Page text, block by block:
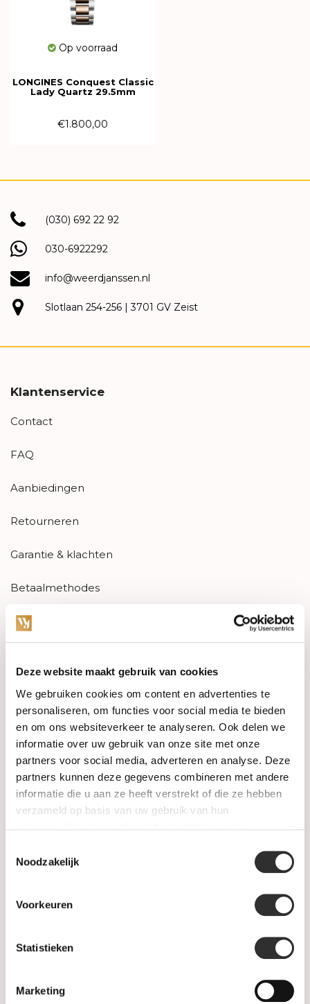
Deze website maakt gebruik van cookies
We gebruiken cookies om content en advertenties te
personaliseren, om functies voor social media te bieden
en om ons websiteverkeer te analyseren. Ook delen we
informatie over uw gebruik van onze site met onze
partners voor social media, adverteren en analyse. Deze
partners kunnen deze gegevens combineren met andere
informatie die u aan ze heeft verstrekt of die ze hebben
verzameld op basis van uw gebruik van hun
Noodzakelijk
Voorkeuren
Statistieken
Marketing
Op voorraad
LONGINES Conquest Classic
Lady Quartz 29.5mm
€1.800,00
(030) 692 22 92
030-6922292
info@weerdjanssen.nl
Slotlaan 254-256 | 3701 GV Zeist
Klantenservice
Contact
FAQ
Aanbiedingen
Retourneren
Garantie & klachten
Betaalmethodes
Sitemap
Categorieën
Horloges
Juwelen
Trouwringen
PRE-OWNED
Informatie